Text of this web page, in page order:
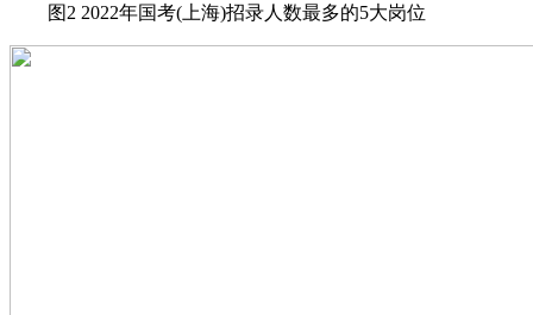
图2 2022年国考(上海)招录人数最多的5大岗位